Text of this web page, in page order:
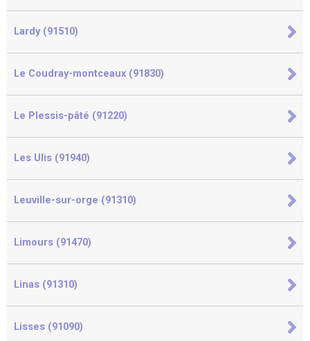
Lardy (91510)
Le Coudray-montceaux (91830)
Le Plessis-pâté (91220)
Les Ulis (91940)
Leuville-sur-orge (91310)
Limours (91470)
Linas (91310)
Lisses (91090)